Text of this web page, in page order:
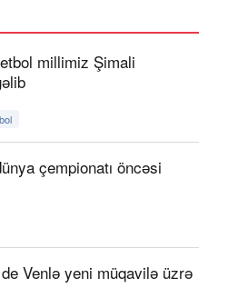
millimiz Şimali
çempionatı öncəsi
Venlə yeni müqavilə üzrə